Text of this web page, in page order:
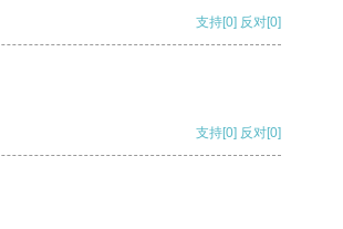
支持[0] 反对[0]
支持[0] 反对[0]